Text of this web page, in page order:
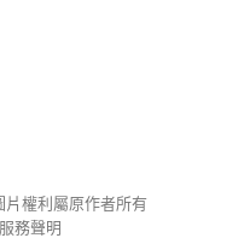
片權利屬原作者所有
服務聲明